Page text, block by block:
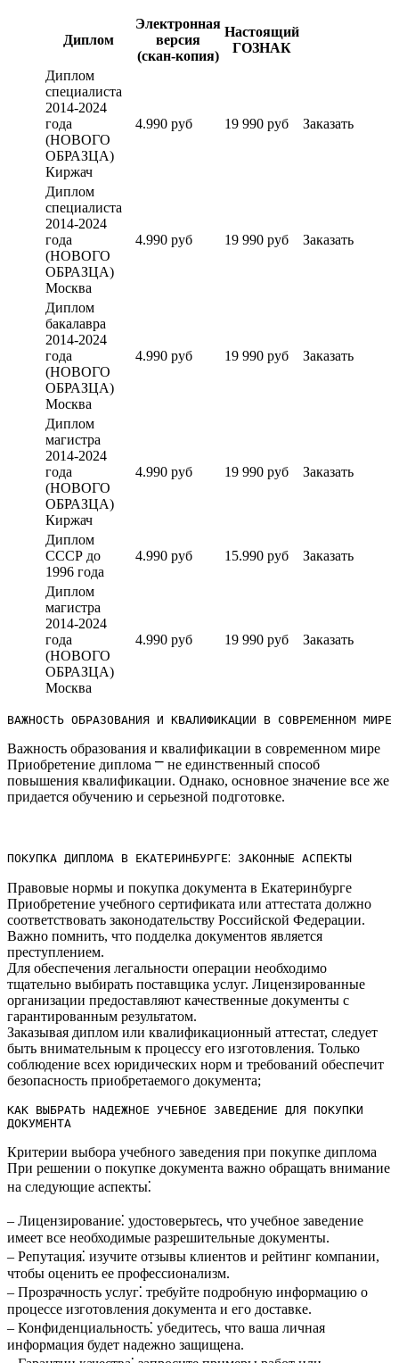
Диплом
Электронная
версия
(скан-копия)
Настоящий
ГОЗНАК
Диплом
специалиста
2014-2024
года
(НОВОГО
ОБРАЗЦА)
Киржач
4.990 руб 19 990 руб Заказать
Диплом
специалиста
2014-2024
года
(НОВОГО
ОБРАЗЦА)
Москва
4.990 руб 19 990 руб Заказать
Диплом
бакалавра
2014-2024
года
(НОВОГО
ОБРАЗЦА)
Москва
4.990 руб 19 990 руб Заказать
Диплом
магистра
2014-2024
года
(НОВОГО
ОБРАЗЦА)
Киржач
4.990 руб 19 990 руб Заказать
Диплом
СССР до
1996 года
4.990 руб 15.990 руб Заказать
Диплом
магистра
2014-2024
года
(НОВОГО
ОБРАЗЦА)
Москва
4.990 руб 19 990 руб Заказать
ВАЖНОСТЬ ОБРАЗОВАНИЯ И КВАЛИФИКАЦИИ В СОВРЕМЕННОМ МИРЕ
Важность образования и квалификации в современном мире
Приобретение диплома ⎻ не единственный способ
повышения квалификации.​ Однако, основное значение все же
придается обучению и серьезной подготовке.​
ПОКУПКА ДИПЛОМА В ЕКАТЕРИНБУРГЕ⁚ ЗАКОННЫЕ АСПЕКТЫ
Правовые нормы и покупка документа в Екатеринбурге
Приобретение учебного сертификата или аттестата должно
соответствовать законодательству Российской Федерации.​
Важно помнить, что подделка документов является
преступлением.​
Для обеспечения легальности операции необходимо
тщательно выбирать поставщика услуг.​ Лицензированные
организации предоставляют качественные документы с
гарантированным результатом.
Заказывая диплом или квалификационный аттестат, следует
быть внимательным к процессу его изготовления.​ Только
соблюдение всех юридических норм и требований обеспечит
безопасность приобретаемого документа;
КАК ВЫБРАТЬ НАДЕЖНОЕ УЧЕБНОЕ ЗАВЕДЕНИЕ ДЛЯ ПОКУПКИ
ДОКУМЕНТА
Критерии выбора учебного заведения при покупке диплома
При решении о покупке документа важно обращать внимание
на следующие аспекты⁚
– Лицензирование⁚ удостоверьтесь, что учебное заведение
имеет все необходимые разрешительные документы.​
– Репутация⁚ изучите отзывы клиентов и рейтинг компании,
чтобы оценить ее профессионализм.​
– Прозрачность услуг⁚ требуйте подробную информацию о
процессе изготовления документа и его доставке.​
– Конфиденциальность⁚ убедитесь, что ваша личная
информация будет надежно защищена.